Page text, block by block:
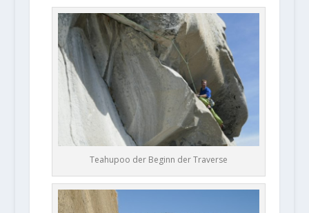
Teahupoo der Beginn der Traverse